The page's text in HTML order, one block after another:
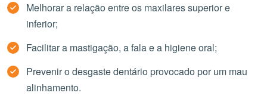
Melhorar a relação entre os maxilares superior e
inferior;
Facilitar a mastigação, a fala e a higiene oral;
Prevenir o desgaste dentário provocado por um mau
alinhamento.